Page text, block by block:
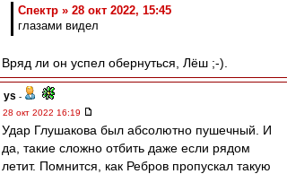
Спектр » 28 окт 2022, 15:45
глазами видел
Вряд ли он успел обернуться, Лёш ;-).
ys -
28 окт 2022 16:19
Удар Глушакова был абсолютно пушечный. И
да, такие сложно отбить даже если рядом
летит. Помнится, как Ребров пропускал такую